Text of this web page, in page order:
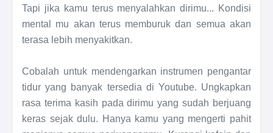
Tapi jika kamu terus menyalahkan dirimu... Kondisi
mental mu akan terus memburuk dan semua akan
terasa lebih menyakitkan.
Cobalah untuk mendengarkan instrumen pengantar
tidur yang banyak tersedia di Youtube. Ungkapkan
rasa terima kasih pada dirimu yang sudah berjuang
keras sejak dulu. Hanya kamu yang mengerti pahit